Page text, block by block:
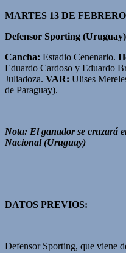
MARTES 13 DE FEBRERO
Defensor Sporting
Cancha: Estadio Cenenario.
Eduardo Cardoso y Eduardo
Juliadoza. VAR: Ulises
de Paraguay).
Nota: El ganador se cruzará
Nacional (Uruguay)
DATOS PREVIOS:
Defensor Sporting, que viene